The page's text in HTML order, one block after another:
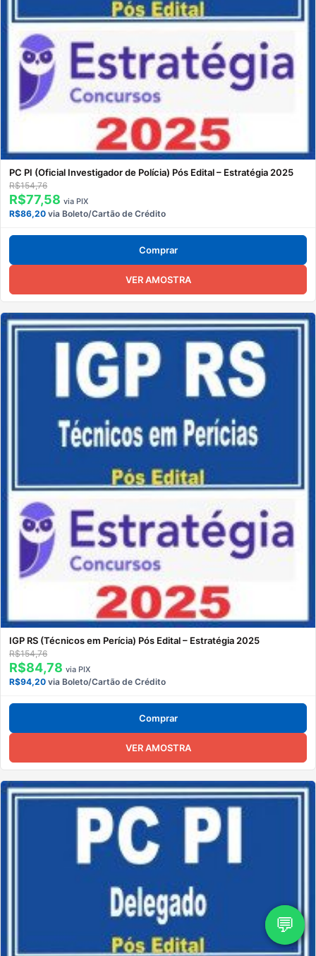
PC PI (Oficial Investigador de Polícia) Pós Edital – Estratégia 2025
R$154,76
R$77,58 via PIX
R$86,20 via Boleto/Cartão de Crédito
Comprar
VER AMOSTRA
IGP RS (Técnicos em Perícia) Pós Edital – Estratégia 2025
R$154,76
R$84,78 via PIX
R$94,20 via Boleto/Cartão de Crédito
Comprar
VER AMOSTRA
💬